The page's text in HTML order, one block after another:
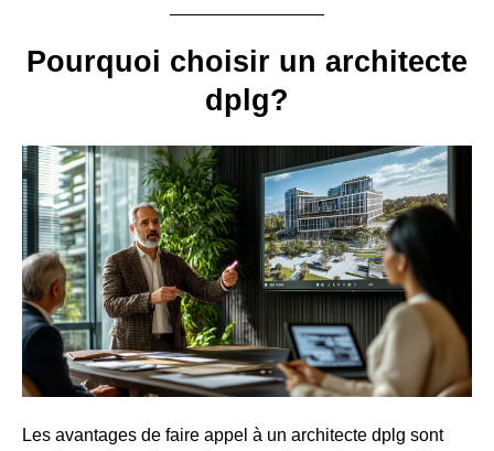
Pourquoi choisir un architecte
dplg?
Les avantages de faire appel à un architecte dplg sont